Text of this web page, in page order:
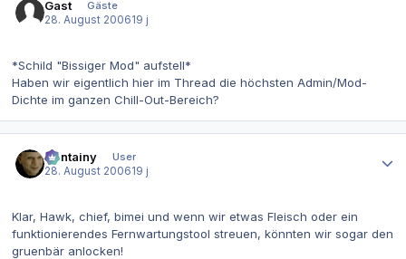
Gast
Gäste
28. August 200619 j
*Schild "Bissiger Mod" aufstell*
Haben wir eigentlich hier im Thread die höchsten Admin/Mod-
Dichte im ganzen Chill-Out-Bereich?
Containy
User
28. August 200619 j
Klar, Hawk, chief, bimei und wenn wir etwas Fleisch oder ein
funktionierendes Fernwartungstool streuen, könnten wir sogar den
gruenbär anlocken!